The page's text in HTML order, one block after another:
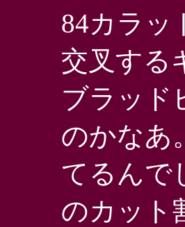
84カラッ
交叉する
ブラッド
のかなあ
てるんで
のカット